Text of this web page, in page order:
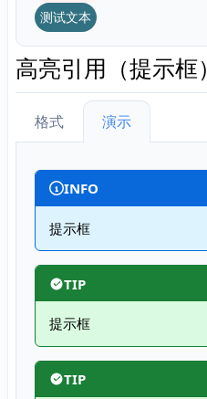
测试文本
高亮引用（提示框）
格式 演示
INFO
提示框
TIP
提示框
TIP